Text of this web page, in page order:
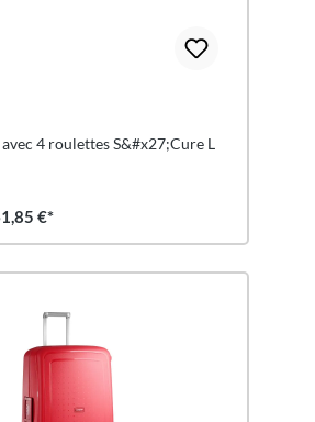
4 roulettes S&#x27;Cure L
€*